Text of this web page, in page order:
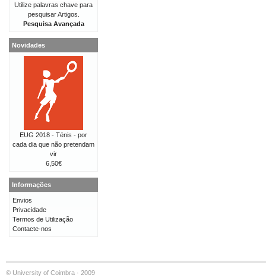
Utilize palavras chave para
pesquisar Artigos.
Pesquisa Avançada
Novidades
EUG 2018 - Ténis - por
cada dia que não pretendam
vir
6,50€
Informações
Envios
Privacidade
Termos de Utilização
Contacte-nos
© University of Coimbra · 2009